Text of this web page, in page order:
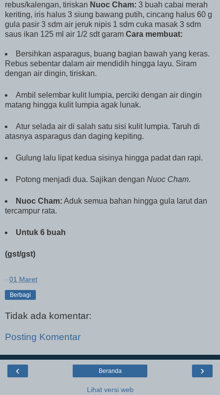
rebus/kalengan, tiriskan Nuoc Cham: 3 buah cabai merah
keriting, iris halus 3 siung bawang putih, cincang halus 60 g
gula pasir 3 sdm air jeruk nipis 1 sdm cuka masak 3 sdm
saus ikan 125 ml air 1/2 sdt garam Cara membuat:
Bersihkan asparagus, buang bagian bawah yang keras.
Rebus sebentar dalam air mendidih hingga layu. Siram
dengan air dingin, tiriskan.
Ambil selembar kulit lumpia, perciki dengan air dingin
matang hingga kulit lumpia agak lunak.
Atur selada air di salah satu sisi kulit lumpia. Taruh di
atasnya asparagus dan daging kepiting.
Gulung lalu lipat kedua sisinya hingga padat dan rapi.
Potong menjadi dua. Sajikan dengan Nuoc Cham.
Nuoc Cham: Aduk semua bahan hingga gula larut dan
tercampur rata.
Untuk 6 buah
(gst/gst)
- 01 Maret
Berbagi
Tidak ada komentar:
Posting Komentar
‹ ›
Beranda
Lihat versi web